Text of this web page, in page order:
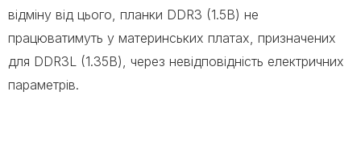
відміну від цього, планки DDR3 (1.5В) не
працюватимуть у материнських платах, призначених
для DDR3L (1.35В), через невідповідність електричних
параметрів.